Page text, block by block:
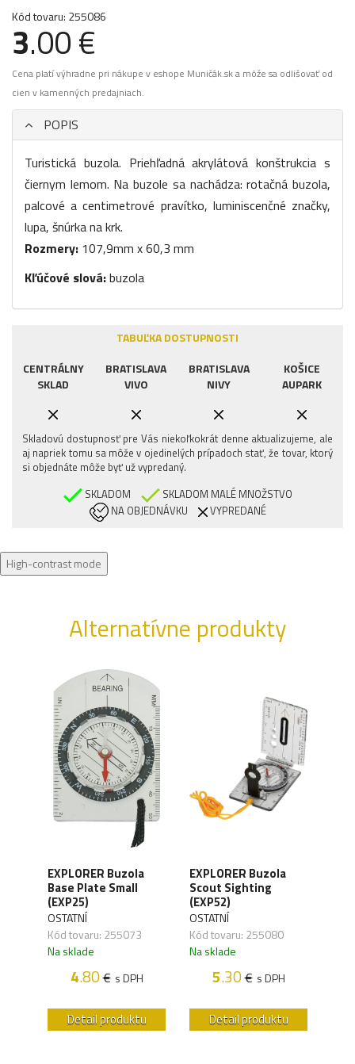
Kód tovaru: 255086
3.00 €
Cena platí výhradne pri nákupe v eshope Muničák.sk a môže sa odlišovať od
cien v kamenných predajniach.
POPIS
Turistická buzola. Priehľadná akrylátová konštrukcia s
čiernym lemom. Na buzole sa nachádza: rotačná buzola,
palcové a centimetrové pravítko, luminiscenčné značky,
lupa, šnúrka na krk.
Rozmery: 107,9mm x 60,3 mm
Kľúčové slová:buzola
TABUĽKA DOSTUPNOSTI
CENTRÁLNY
SKLAD
BRATISLAVA
VIVO
BRATISLAVA
NIVY
KOŠICE
AUPARK
Skladovú dostupnosť pre Vás niekoľkokrát denne aktualizujeme, ale
aj napriek tomu sa môže v ojedinelých prípadoch stať, že tovar, ktorý
si objednáte môže byť už vypredaný.
SKLADOM
SKLADOM MALÉ MNOŽSTVO
NA OBJEDNÁVKU
VYPREDANÉ
High-contrast mode
Alternatívne produkty
EXPLORER Buzola
Base Plate Small
(EXP25)
OSTATNÍ
Kód tovaru: 255073
Na sklade
4.80€ s DPH
Detail produktu
EXPLORER Buzola
Scout Sighting
(EXP52)
OSTATNÍ
Kód tovaru: 255080
Na sklade
5.30€ s DPH
Detail produktu